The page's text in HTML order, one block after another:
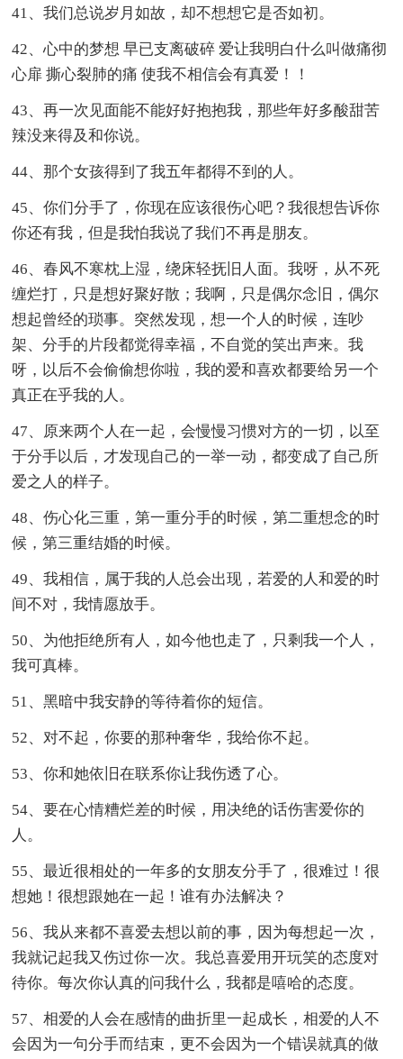
41、我们总说岁月如故，却不想想它是否如初。
42、心中的梦想 早已支离破碎 爱让我明白什么叫做痛彻
心扉 撕心裂肺的痛 使我不相信会有真爱！！
43、再一次见面能不能好好抱抱我，那些年好多酸甜苦
辣没来得及和你说。
44、那个女孩得到了我五年都得不到的人。
45、你们分手了，你现在应该很伤心吧？我很想告诉你
你还有我，但是我怕我说了我们不再是朋友。
46、春风不寒枕上湿，绕床轻抚旧人面。我呀，从不死
缠烂打，只是想好聚好散；我啊，只是偶尔念旧，偶尔
想起曾经的琐事。突然发现，想一个人的时候，连吵
架、分手的片段都觉得幸福，不自觉的笑出声来。我
呀，以后不会偷偷想你啦，我的爱和喜欢都要给另一个
真正在乎我的人。
47、原来两个人在一起，会慢慢习惯对方的一切，以至
于分手以后，才发现自己的一举一动，都变成了自己所
爱之人的样子。
48、伤心化三重，第一重分手的时候，第二重想念的时
候，第三重结婚的时候。
49、我相信，属于我的人总会出现，若爱的人和爱的时
间不对，我情愿放手。
50、为他拒绝所有人，如今他也走了，只剩我一个人，
我可真棒。
51、黑暗中我安静的等待着你的短信。
52、对不起，你要的那种奢华，我给你不起。
53、你和她依旧在联系你让我伤透了心。
54、要在心情糟烂差的时候，用决绝的话伤害爱你的
人。
55、最近很相处的一年多的女朋友分手了，很难过！很
想她！很想跟她在一起！谁有办法解决？
56、我从来都不喜爱去想以前的事，因为每想起一次，
我就记起我又伤过你一次。我总喜爱用开玩笑的态度对
待你。每次你认真的问我什么，我都是嘻哈的态度。
57、相爱的人会在感情的曲折里一起成长，相爱的人不
会因为一句分手而结束，更不会因为一个错误就真的做